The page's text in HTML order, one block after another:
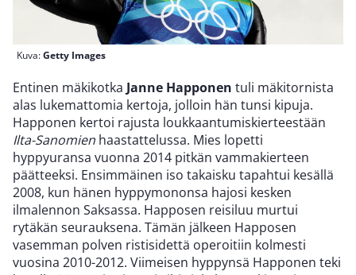
Kuva:Getty Images
Entinen mäkikotka Janne Happonen tuli mäkitornista
alas lukemattomia kertoja, jolloin hän tunsi kipuja.
Happonen kertoi rajusta loukkaantumiskierteestään
Ilta-Sanomien haastattelussa. Mies lopetti
hyppyuransa vuonna 2014 pitkän vammakierteen
päätteeksi. Ensimmäinen iso takaisku tapahtui kesällä
2008, kun hänen hyppymononsa hajosi kesken
ilmalennon Saksassa. Happosen reisiluu murtui
rytäkän seurauksena. Tämän jälkeen Happosen
vasemman polven ristisidettä operoitiin kolmesti
vuosina 2010-2012. Viimeisen hyppynsä Happonen teki